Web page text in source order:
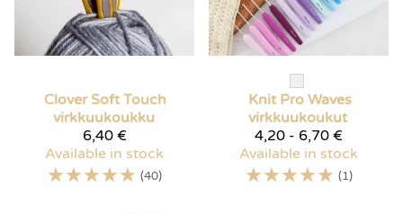
Clover Soft Touch
virkkuukoukku
6,40 €
Available in stock
☆☆☆☆☆ (40)
Knit Pro Waves
virkkuukoukut
4,20 - 6,70 €
Available in stock
☆☆☆☆☆ (1)